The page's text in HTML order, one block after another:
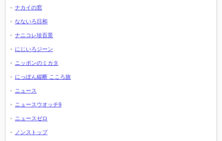
ナカイの窓
なないろ日和
ナニコレ珍百景
にじいろジーン
ニッポンのミカタ
にっぽん縦断 こころ旅
ニュース
ニュースウオッチ9
ニュースゼロ
ノンストップ